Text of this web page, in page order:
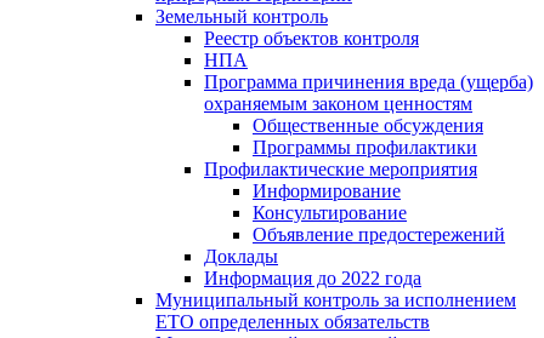
Земельный контроль
Реестр объектов контроля
НПА
Программа причинения вреда (ущерба)
охраняемым законом ценностям
Общественные обсуждения
Программы профилактики
Профилактические мероприятия
Информирование
Консультирование
Объявление предостережений
Доклады
Информация до 2022 года
Муниципальный контроль за исполнением
ЕТО определенных обязательств